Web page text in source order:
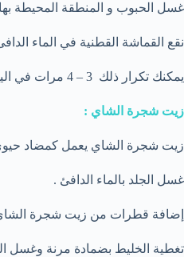
غسل الحبوب و المنطقة المحيطة بها
نقع القماشة القطنية في الماء
يمكنك تكرار ذلك 3 – 4 مرات في اليوم .
زيت شجرة الشاي :
زيت شجرة الشاي يعمل كمضاد حيوي
غسل الجلد بالماء الدافئ .
إضافة قطرات من زيت شجرة الشاي
تغطية الخليط بضمادة مرنة وغسل